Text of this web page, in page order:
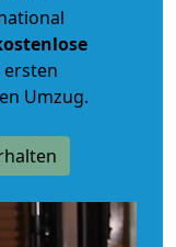
ersten
Umzug.